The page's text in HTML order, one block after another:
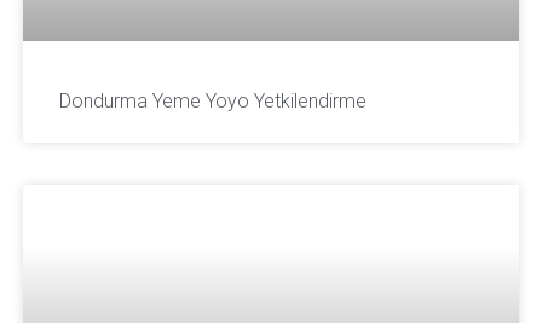
Dondurma Yeme Yoyo Yetkilendirme